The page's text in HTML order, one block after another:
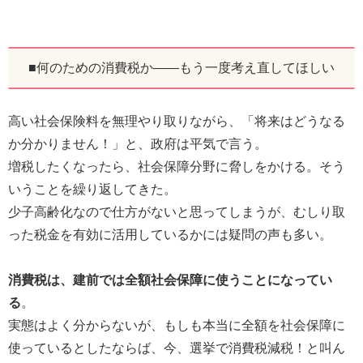
■何のための消費税か――もう一度考え直してほしい
高い社会保険料を無理やり取りながら、「将来はどうなる
か分かりません！」と、政府は平気で言う。
増税したくなったら、社会保障分野に脅しをかける。そう
いうことを繰り返してきた。
少子高齢化なので仕方がないと思ってしまうが、むしり取
った税金を有効に活用しているかには疑問の声も多い。
消費税は、建前では全額社会保障に使うことになってい
る。
実態はよく分からないが、もしも本当に全額を社会保障に
使っているとしたならば、今、選挙で消費税減税！と叫ん